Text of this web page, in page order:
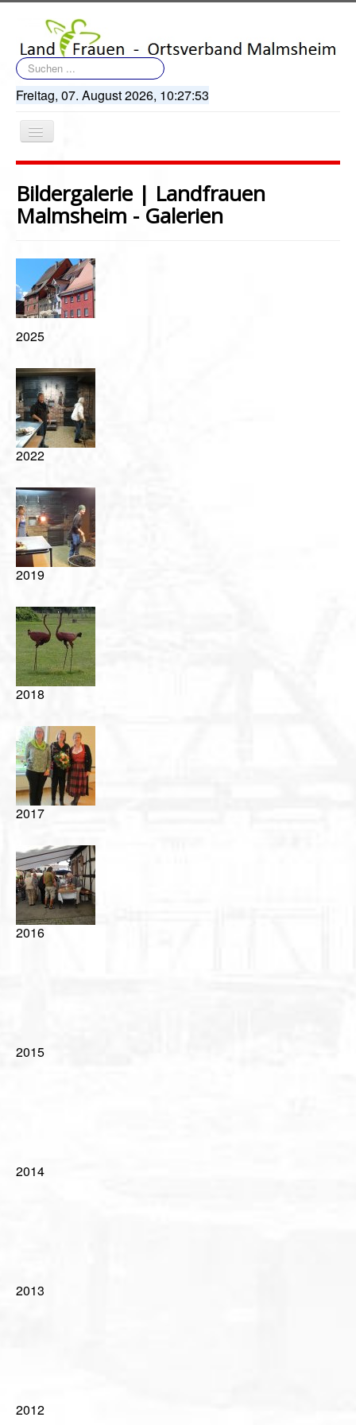
Suchen
...
Freitag, 07. August 2026, 10:27:53
Navigation
Terminkalender
Artikel
Bildergalerie
Videos
Vorstand
Geschichte
Gästebuch
Mitgliederanmeldung
Kontakt
Impressum
Bildergalerie | Landfrauen
Malmsheim - Galerien
2025
2022
2019
2018
2017
2016
2015
2014
2013
2012